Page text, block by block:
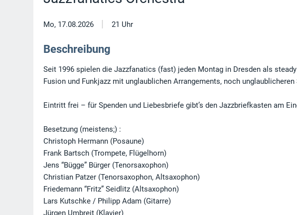
Mo, 17.08.2026 | 21 Uhr
Beschreibung
Seit 1996 spielen die Jazzfanatics (fast) jeden Montag in Dresden als
Fusion und Funkjazz mit unglaublichen Arrangements, noch
Eintritt frei – für Spenden und Liebesbriefe gibt’s den Jazzbriefkasten am
Besetzung (meistens;) :
Christoph Hermann (Posaune)
Frank Bartsch (Trompete, Flügelhorn)
Jens “Bügge” Bürger (Tenorsaxophon)
Christian Patzer (Tenorsaxophon, Altsaxophon)
Friedemann “Fritz” Seidlitz (Altsaxophon)
Lars Kutschke / Philipp Adam (Gitarre)
Jürgen Umbreit (Klavier)